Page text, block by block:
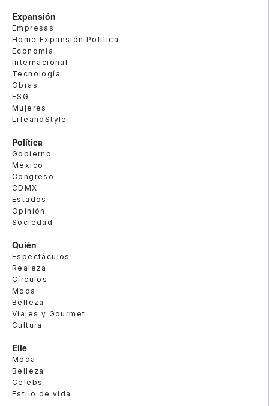
Expansión
Empresas
Home Expansión Politica
Economía
Internacional
Tecnología
Obras
ESG
Mujeres
LifeandStyle
Política
Gobierno
México
Congreso
CDMX
Estados
Opinión
Sociedad
Quién
Espectáculos
Realeza
Círculos
Moda
Belleza
Viajes y Gourmet
Cultura
Elle
Moda
Belleza
Celebs
Estilo de vida